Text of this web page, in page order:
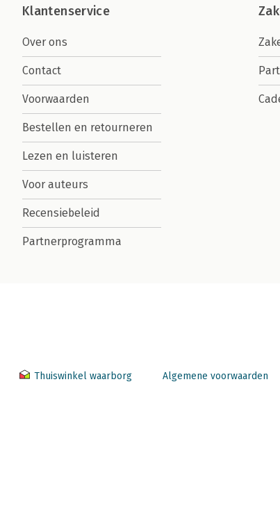
Klantenservice
Over ons
Contact
Voorwaarden
Bestellen en retourneren
Lezen en luisteren
Voor auteurs
Recensiebeleid
Partnerprogramma
Thuiswinkel waarborg Algemene voorwaarden